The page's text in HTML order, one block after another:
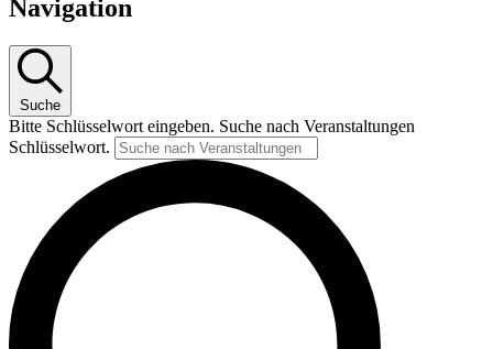
Navigation
Suche
Bitte Schlüsselwort eingeben. Suche nach Veranstaltungen
Schlüsselwort.